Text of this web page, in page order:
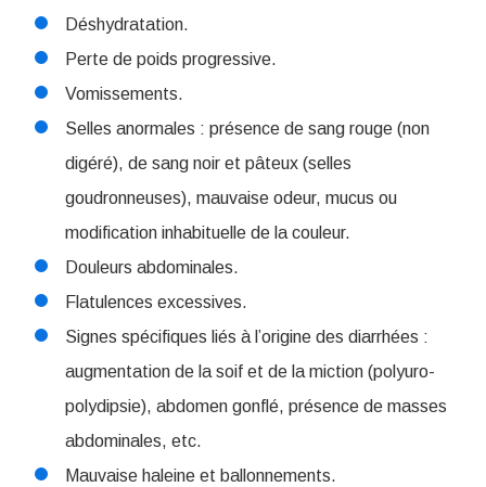
Déshydratation.
Perte de poids progressive.
Vomissements.
Selles anormales : présence de sang rouge (non
digéré), de sang noir et pâteux (selles
goudronneuses), mauvaise odeur, mucus ou
modification inhabituelle de la couleur.
Douleurs abdominales.
Flatulences excessives.
Signes spécifiques liés à l’origine des diarrhées :
augmentation de la soif et de la miction (polyuro-
polydipsie), abdomen gonflé, présence de masses
abdominales, etc.
Mauvaise haleine et ballonnements.